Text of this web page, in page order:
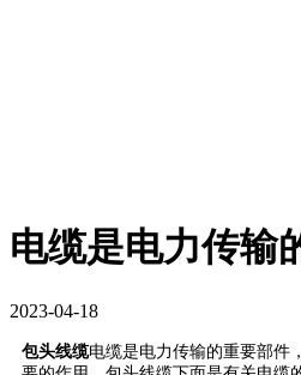
电缆是电力传输
2023-04-18
包头线缆电缆是电力传输的重要部件